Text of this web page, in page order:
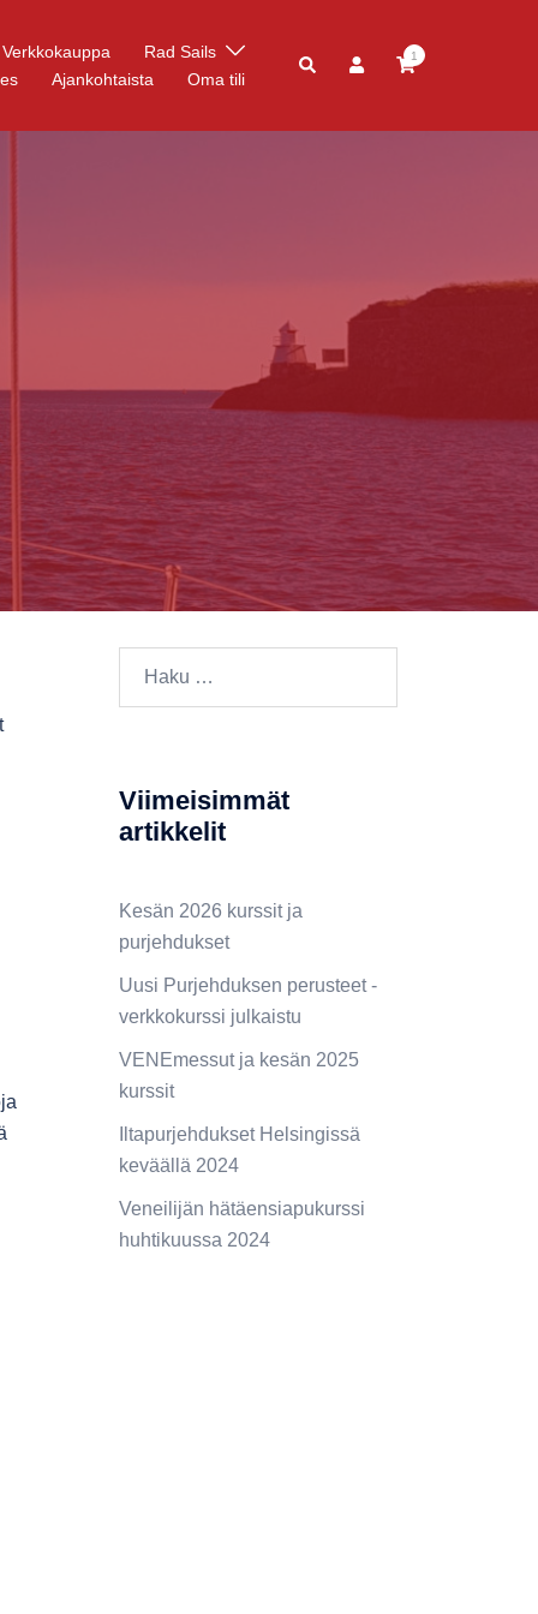
Verkkokauppa
Rad Sails
Ajankohtaista Oma tili
1
Viimeisimmät
artikkelit
Kesän 2026 kurssit ja
purjehdukset
Uusi Purjehduksen perusteet -
verkkokurssi julkaistu
VENEmessut ja kesän 2025
kurssit
Iltapurjehdukset Helsingissä
keväällä 2024
Veneilijän hätäensiapukurssi
huhtikuussa 2024